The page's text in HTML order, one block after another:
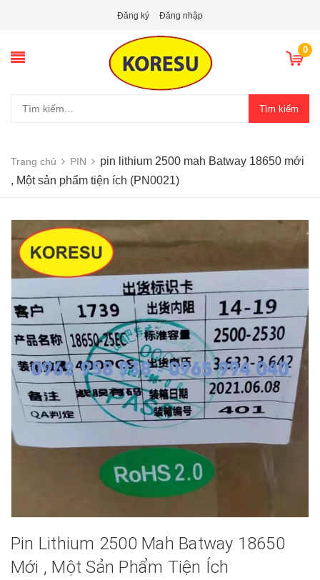
Đăng ký Đăng nhập
0
Tìm kiếm
Trang chủ PIN
pin lithium 2500 mah Batway 18650 mới
, Một sản phẩm tiện ích (PN0021)
Pin Lithium 2500 Mah Batway 18650
Mới , Một Sản Phẩm Tiện Ích